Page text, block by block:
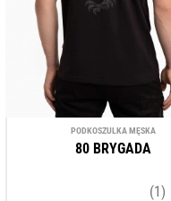
PODKOSZULKA MĘSKA
80 BRYGADA
(1)